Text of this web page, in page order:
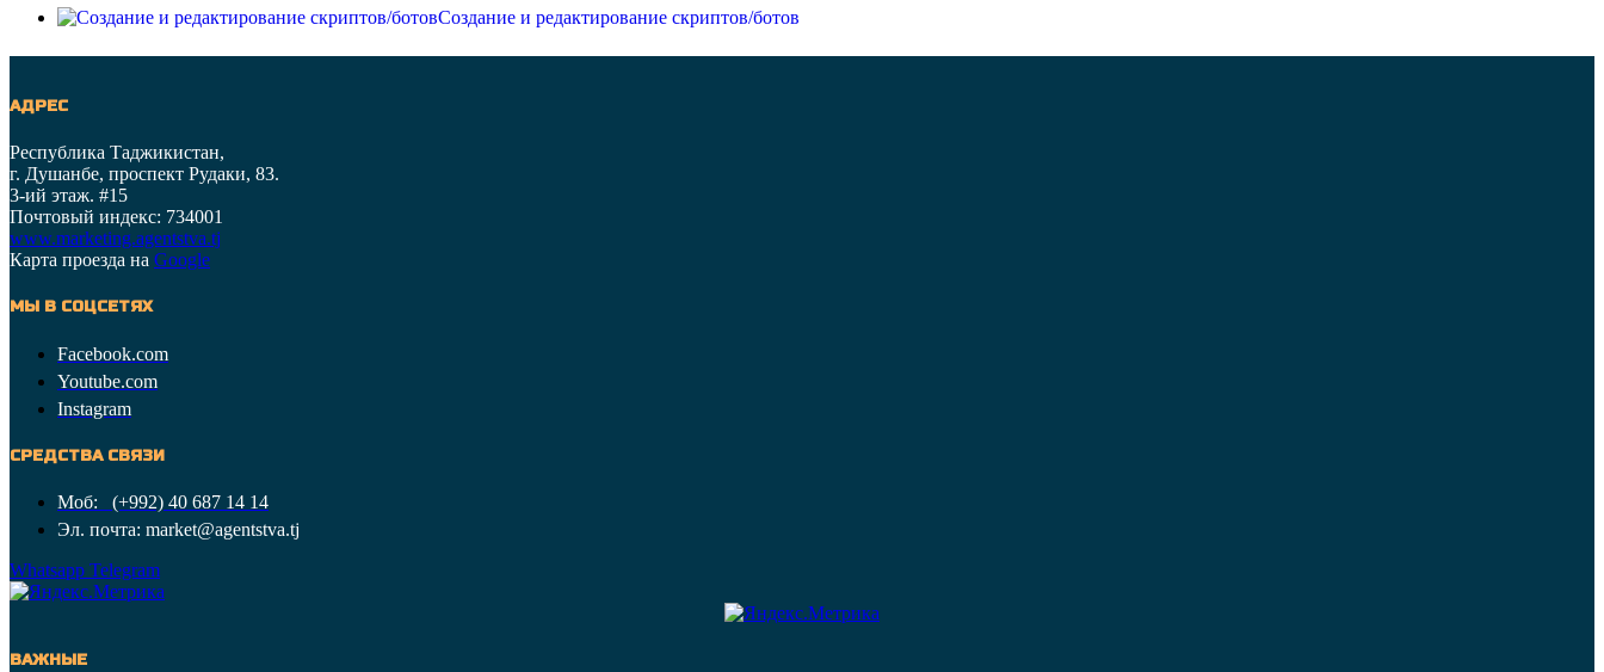
Создание и редактирование скриптов/ботов
АДРЕС
Республика Таджикистан,
г. Душанбе, проспект Рудаки, 83.
3-ий этаж. #15
Почтовый индекс: 734001
www.marketing.agentstva.tj
Карта проезда на Google
МЫ В СОЦСЕТЯХ
Facebook.com
Youtube.com
Instagram
СРЕДСТВА СВЯЗИ
Моб: (+992) 40 687 14 14
Эл. почта: market@agentstva.tj
Whatsapp Telegram
ВАЖНЫЕ